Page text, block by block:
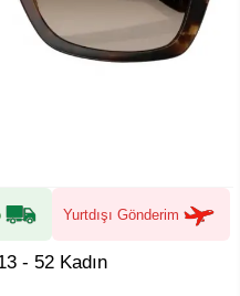
Yurtdışı Gönderim
- 52 Kadın